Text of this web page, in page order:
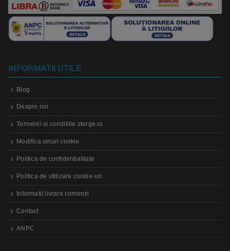
INFORMATII UTILE
Blog
Despre noi
Termenii si conditiile sterge.ro
Modifica setari cookie
Politica de confidentialitate
Politica de utilizare cookie-uri
Informatii livrare comenzi
Contact
ANPC